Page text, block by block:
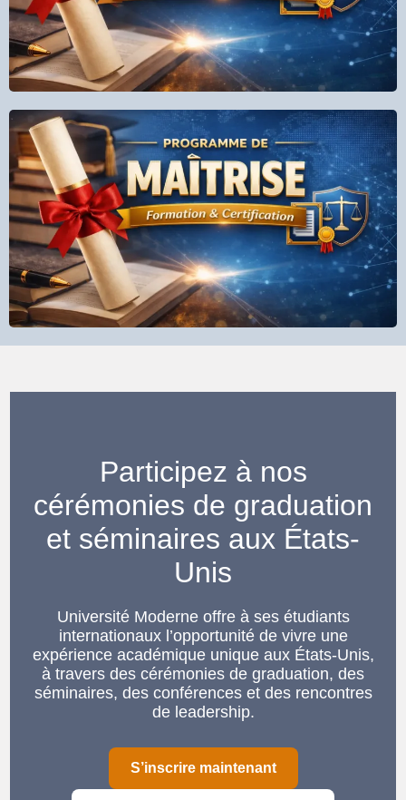
Participez à nos
cérémonies de graduation
et séminaires aux États-
Unis
Université Moderne offre à ses étudiants
internationaux l’opportunité de vivre une
expérience académique unique aux États-Unis,
à travers des cérémonies de graduation, des
séminaires, des conférences et des rencontres
de leadership.
S’inscrire maintenant